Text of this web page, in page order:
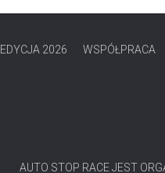
EDYCJA 2026 WSPÓŁPRACA
AUTO STOP RACE JEST